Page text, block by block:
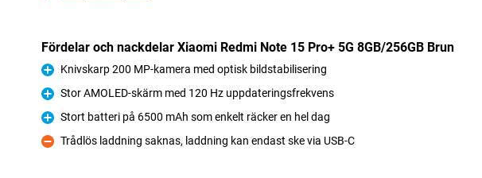
Fördelar och nackdelar Xiaomi Redmi Note 15 Pro+ 5G 8GB/256GB Brun
Fördelar
Knivskarp 200 MP-kamera med optisk bildstabilisering
Fördelar
Stor AMOLED-skärm med 120 Hz uppdateringsfrekvens
Fördelar
Stort batteri på 6500 mAh som enkelt räcker en hel dag
Nackdelar
Trådlös laddning saknas, laddning kan endast ske via USB-C